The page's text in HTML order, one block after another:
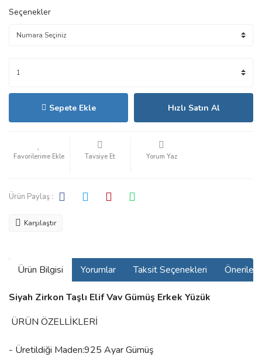
Seçenekler
Sepete Ekle Hızlı Satın Al
Tavsiye Et Yorum Yaz
Ürün Paylaş :
Karşılaştır
Ürün Bilgisi Yorumlar Taksit Seçenekleri
Siyah Zirkon Taşlı Elif Vav Gümüş Erkek Yüzük
ÜRÜN ÖZELLİKLERİ
- Üretildiği Maden:925 Ayar Gümüş